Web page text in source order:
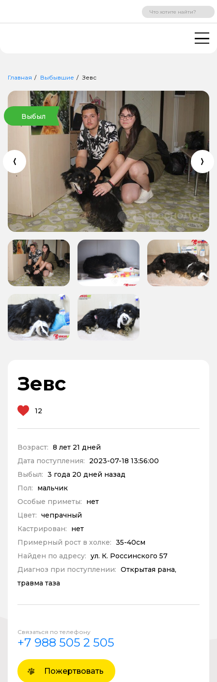
ВХОД РЕГИСТРАЦИЯ
Главная Выбывшие Зевс
Выбыл
Зевс
12
Возраст: 8 лет 21 дней
Дата поступления:
2023-07-18 13:56:00
Выбыл: 3 года 20 дней назад
Пол:
мальчик
Особые приметы:
нет
Цвет: чепрачный
Кастрирован:
нет
Примерный рост в холке: 35-40см
Найден по адресу: ул. К. Россинского 57
Диагноз при поступлении: Открытая рана,
травма таза
Связаться по телефону
+7 988 505 2 505
Пожертвовать